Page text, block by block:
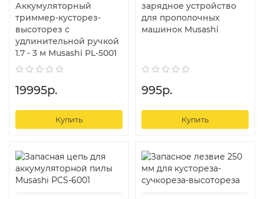
Аккумуляторный
триммер-кусторез-
высоторез с
удлинительной ручкой
1.7 - 3 м Musashi PL-5001
19995р.
Купить
зарядное устройство
для прополочных
машинок Musashi
995р.
Купить